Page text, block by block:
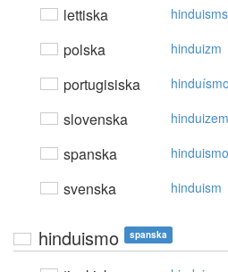
lettiska hinduisms
polska hinduizm
portugisiska hinduísmo
slovenska hinduizem
spanska hinduismo
svenska hinduism
hinduismo spanska